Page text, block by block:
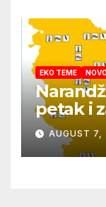
EKO TEME
petak i
od
na
visok
AUGUST 7,